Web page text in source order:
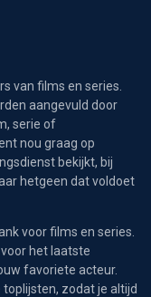
van films en series.
aangevuld door
serie of
nou graag op
bekijkt, bij
hetgeen dat voldoet
voor films en series.
het laatste
favoriete acteur.
zodat je altijd